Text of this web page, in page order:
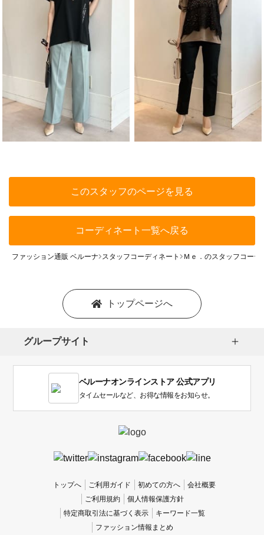
このスタッフのページを見る
コーディネート一覧へ戻る
ファッション通販 ベルーナ スタッフコーディネート Ｍｅ．のスタッフコーデ
トップページへ
グループサイト
ベルーナオンラインストア 公式アプリ
タイムセールなど、お得な情報をお知らせ。
トップへ ご利用ガイド 初めての方へ
会社概要
ご利用規約
個人情報保護方針
特定商取引法に基づく表示
キーワード一覧
ファッション情報まとめ